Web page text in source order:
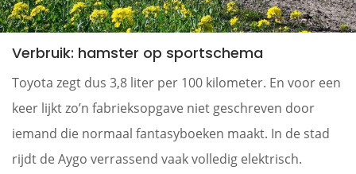
Verbruik: hamster op sportschema
Toyota zegt dus 3,8 liter per 100 kilometer. En voor een
keer lijkt zo’n fabrieksopgave niet geschreven door
iemand die normaal fantasyboeken maakt. In de stad
rijdt de Aygo verrassend vaak volledig elektrisch.